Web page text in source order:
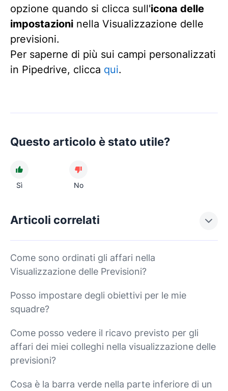
opzione quando si clicca sull'icona delle
impostazioni nella Visualizzazione delle
previsioni.
Per saperne di più sui campi personalizzati
in Pipedrive, clicca qui.
Questo articolo è stato utile?
Sì No
Articoli correlati
Come sono ordinati gli affari nella
Visualizzazione delle Previsioni?
Posso impostare degli obiettivi per le mie
squadre?
Come posso vedere il ricavo previsto per gli
affari dei miei colleghi nella visualizzazione delle
previsioni?
Cosa è la barra verde nella parte inferiore di un